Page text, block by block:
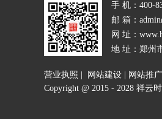
手 机：400-
邮 箱：
网 址：
地 址：郑州
营业执照 网站建设 网站推广
Copyright @ 2015 - 2028 祥云